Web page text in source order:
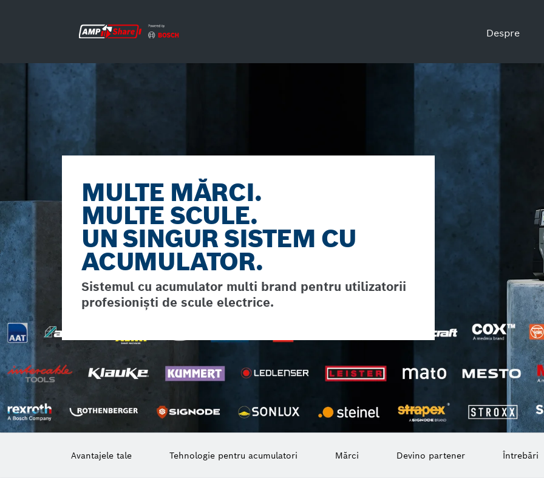
Despre
MULTE MĂRCI.
MULTE SCULE.
UN SINGUR SISTEM CU
ACUMULATOR.
Sistemul cu acumulator multi brand pentru utilizatorii
profesionişti de scule electrice.
Avantajele tale Tehnologie pentru acumulatori Mărci Devino partener Întrebări